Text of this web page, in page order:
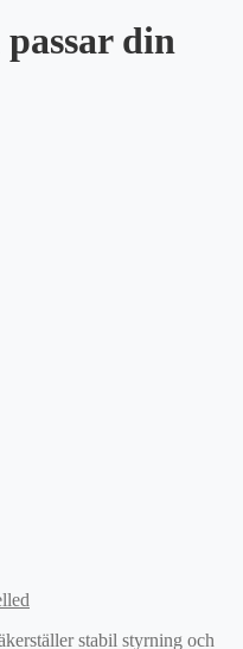
din
stabil styrning och